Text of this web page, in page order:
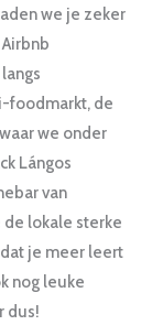
we je zeker
foodmarkt, de
we onder
Lángos
van
de lokale sterke
dat je meer leert
nog leuke
dus!